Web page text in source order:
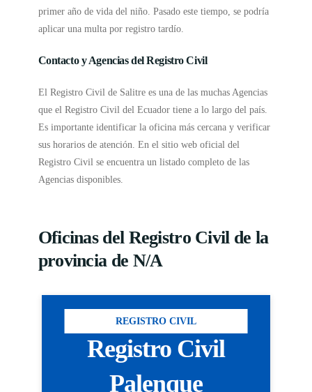
primer año de vida del niño. Pasado este tiempo, se podría
aplicar una multa por registro tardío.
Contacto y Agencias del Registro Civil
El Registro Civil de Salitre es una de las muchas Agencias
que el Registro Civil del Ecuador tiene a lo largo del país.
Es importante identificar la oficina más cercana y verificar
sus horarios de atención. En el sitio web oficial del
Registro Civil se encuentra un listado completo de las
Agencias disponibles.
Oficinas del Registro Civil de la
provincia de N/A
REGISTRO CIVIL
Registro Civil
Palenque